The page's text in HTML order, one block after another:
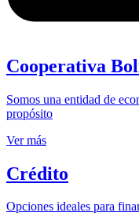
Cooperativa
Somos una entidad de
propósito
Ver más
Crédito
Opciones ideales para